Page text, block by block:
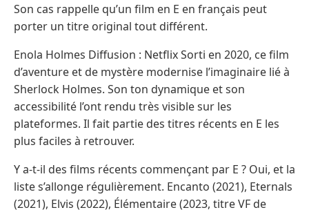
Son cas rappelle qu’un film en E en français peut
porter un titre original tout différent.
Enola Holmes Diffusion : Netflix Sorti en 2020, ce film
d’aventure et de mystère modernise l’imaginaire lié à
Sherlock Holmes. Son ton dynamique et son
accessibilité l’ont rendu très visible sur les
plateformes. Il fait partie des titres récents en E les
plus faciles à retrouver.
Y a-t-il des films récents commençant par E ? Oui, et la
liste s’allonge régulièrement. Encanto (2021), Eternals
(2021), Elvis (2022), Élémentaire (2023, titre VF de